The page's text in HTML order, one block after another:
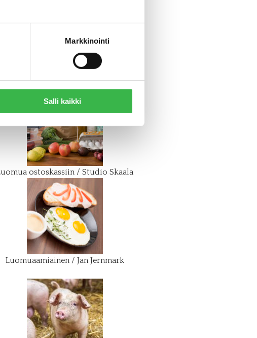
Markkinointi
Salli kaikki
esim. Pro Luomu / Studio
ostoskassiin / Studio Skaala
Luomuaamiainen / Jan Jernmark